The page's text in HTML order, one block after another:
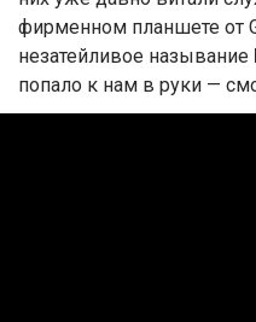
фирменном планшете от
незатейливое называние
попало к нам в руки —